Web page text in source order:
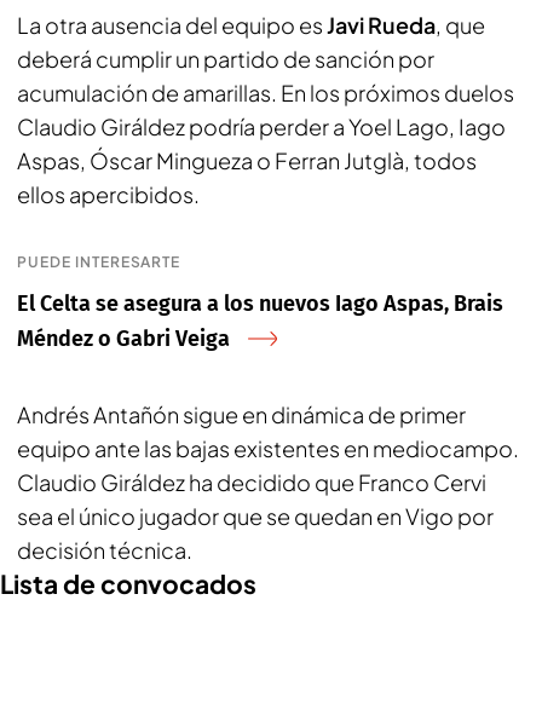
La otra ausencia del equipo esJavi Rueda, que
deberá cumplir un partido de sanción por
acumulación de amarillas. En los próximos duelos
Claudio Giráldez podría perder a Yoel Lago, Iago
Aspas, Óscar Mingueza o Ferran Jutglà, todos
ellos apercibidos.
PUEDE INTERESARTE
El Celta se asegura a los nuevos Iago Aspas, Brais
Méndez o Gabri Veiga
Andrés Antañón sigue en dinámica de primer
equipo ante las bajas existentes en mediocampo.
Claudio Giráldez ha decidido que Franco Cervi
sea el único jugador que se quedan en Vigo por
decisión técnica.
Lista de convocados